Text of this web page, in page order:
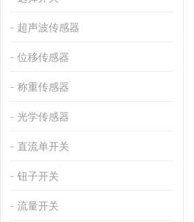
超声波传感器
位移传感器
称重传感器
光学传感器
直流单开关
钮子开关
流量开关